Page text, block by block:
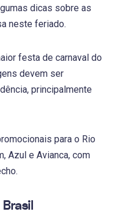
dicas sobre as
neste feriado.
festa de carnaval do
devem ser
principalmente
para o Rio
Azul e Avianca, com